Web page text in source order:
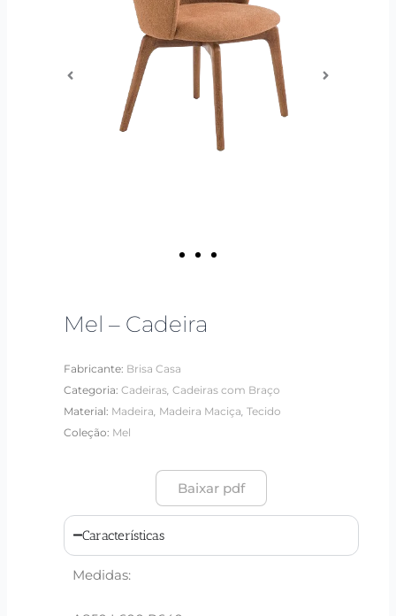
Mel – Cadeira
Fabricante: Brisa Casa
Categoria:Cadeiras, Cadeiras com Braço
Material: Madeira, Madeira Maciça, Tecido
Coleção: Mel
Baixar pdf
Características
Medidas: